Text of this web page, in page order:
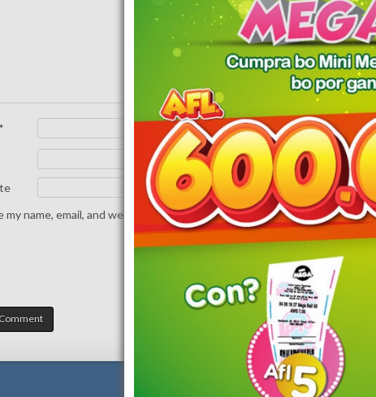
*
my name, email, and website in this browser for the next time I comment.